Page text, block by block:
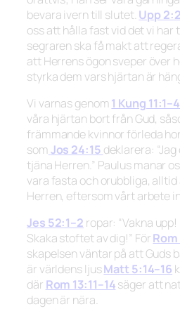
bevara ivern till slutet.Upp
oss att hålla fast vid det vi har
segraren ska få makt att
att Herrens ögon sveper över
styrka dem vars hjärtan är
Vi varnas genom1 Kung 11:1–4
våra hjärtan bort från Gud,
främmande kvinnor förleda
somJos 24:15 deklarera:
tjäna Herren.” Paulus manar
vara fasta och orubbliga,
Herren, eftersom vårt arbete
Jes 52:1–2 ropar: “Vakna
Skaka stoftet av dig!” För
skapelsen väntar på att Guds
är världens ljusMatt 5:14–16
där Rom 13:11–14säger att
dagen är nära.